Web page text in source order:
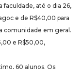
faculdade, até o dia 26,
e de R$40,00 para
comunidade em geral.
e R$50,00,
60 alunos. Os